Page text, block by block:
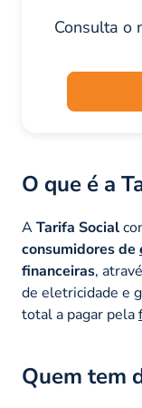
Consulta o
O que é a
ATarifa Social
consumidores de
financeiras,
de eletricidade e
total a pagar pela
Quem tem